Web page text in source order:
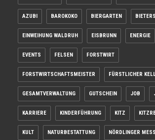
AZUBI BAROKOKO BIERGARTEN
EINWEIHUNG WALDRUH EISBRUNN ENERGIE
EVENTS FELSEN FORSTWIRT
FORSTWIRTSCHAFTSMEISTER FÜRSTLICHER
GESAMTVERWALTUNG GUTSCHEIN JOB
KARRIERE KINDERFÜHRUNG KITZ
KULT NATURBESTATTUNG NÖRDLINGER MESS